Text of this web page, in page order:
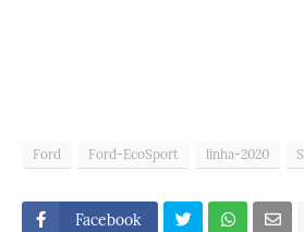
Ford Ford-EcoSport linha-2020
Facebook